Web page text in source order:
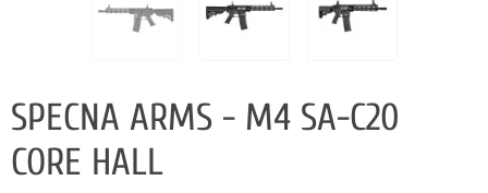
SPECNA ARMS - M4 SA-C20
CORE HALL